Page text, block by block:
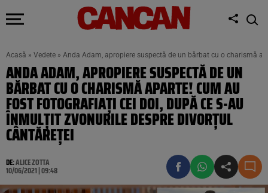
Acasă » Vedete » Anda Adam, apropiere suspectă de un bărbat cu o charismă
ANDA ADAM, APROPIERE SUSPECTĂ DE UN
BĂRBAT CU O CHARISMĂ APARTE! CUM AU
FOST FOTOGRAFIAȚI CEI DOI, DUPĂ CE S-AU
ÎNMULȚIT ZVONURILE DESPRE DIVORȚUL
CÂNTĂREȚEI
DE:ALICE ZOTTA
10/06/2021 | 09:48